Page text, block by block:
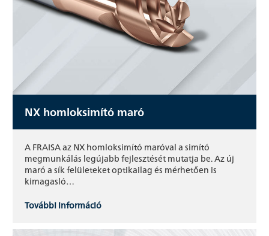
NX homloksimító maró
A FRAISA az NX homloksimító maróval a simító
megmunkálás legújabb fejlesztését mutatja be. Az új
maró a sík felületeket optikailag és mérhetően is
kimagasló…
További információ